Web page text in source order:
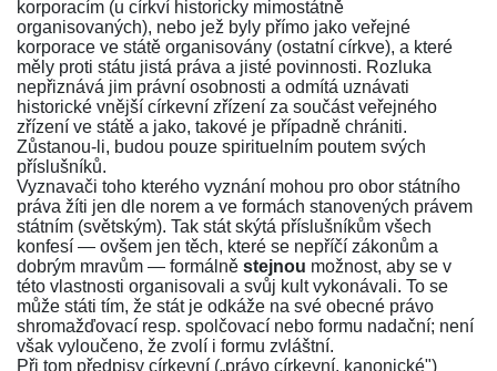
korporacím (u církví historicky mimostátně
organisovaných), nebo jež byly přímo jako veřejné
korporace ve státě organisovány (ostatní církve), a které
měly proti státu jistá práva a jisté povinnosti. Rozluka
nepřiznává jim právní osobnosti a odmítá uznávati
historické vnější církevní zřízení za součást veřejného
zřízení ve státě a jako, takové je případně chrániti.
Zůstanou-li, budou pouze spirituelním poutem svých
příslušníků.
Vyznavači toho kterého vyznání mohou pro obor státního
práva žíti jen dle norem a ve formách stanovených právem
státním (světským). Tak stát skýtá příslušníkům všech
konfesí — ovšem jen těch, které se nepříčí zákonům a
dobrým mravům — formálně stejnou možnost, aby se v
této vlastnosti organisovali a svůj kult vykonávali. To se
může státi tím, že stát je odkáže na své obecné právo
shromažďovací resp. spolčovací nebo formu nadační; není
však vyloučeno, že zvolí i formu zvláštní.
Při tom předpisy církevní („právo církevní, kanonické")